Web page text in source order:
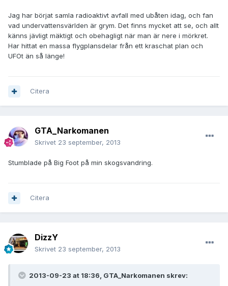
Jag har börjat samla radioaktivt avfall med ubåten idag, och fan
vad undervattensvärlden är grym. Det finns mycket att se, och allt
känns jävligt mäktigt och obehagligt när man är nere i mörkret.
Har hittat en massa flygplansdelar från ett kraschat plan och
UFOt än så länge!
Citera
GTA_Narkomanen
Skrivet 23 september, 2013
Stumblade på Big Foot på min skogsvandring.
Citera
DizzY
Skrivet 23 september, 2013
2013-09-23 at 18:36, GTA_Narkomanen skrev: